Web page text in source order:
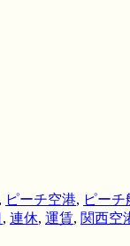
, ピーチ空港, ピーチ
, 連休, 運賃, 関西空